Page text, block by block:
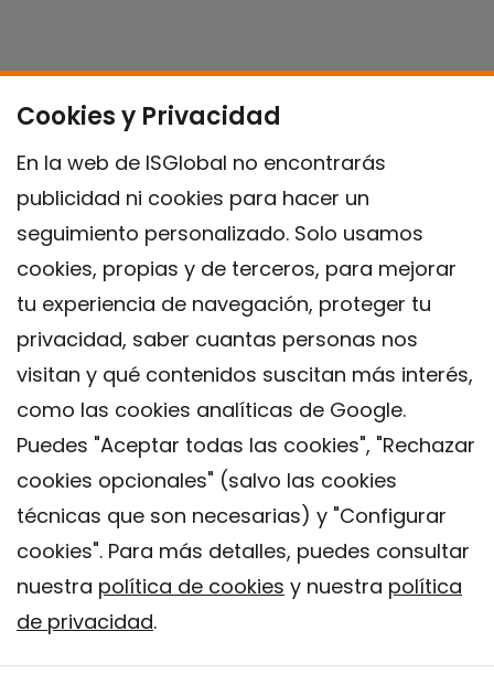
Cookies y Privacidad
En la web de ISGlobal no encontrarás
publicidad ni cookies para hacer un
seguimiento personalizado. Solo usamos
cookies, propias y de terceros, para mejorar
tu experiencia de navegación, proteger tu
privacidad, saber cuantas personas nos
visitan y qué contenidos suscitan más interés,
como las cookies analíticas de Google.
Puedes "Aceptar todas las cookies", "Rechazar
cookies opcionales" (salvo las cookies
técnicas que son necesarias) y "Configurar
cookies". Para más detalles, puedes consultar
nuestra política de cookies y nuestra política
de privacidad.
Contacto
Política de privacidad
Política de Cookies